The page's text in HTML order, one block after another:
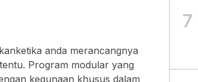
anda merancangnya
Program modular yang
kegunaan khusus dalam
7